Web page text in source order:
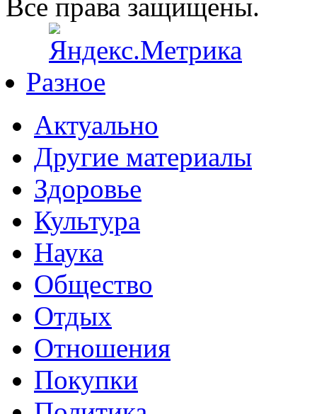
Все права защищены.
Разное
Актуально
Другие материалы
Здоровье
Культура
Наука
Общество
Отдых
Отношения
Покупки